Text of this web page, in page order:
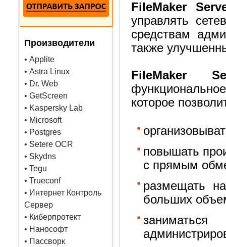
Производители
• Applite
• Astra Linux
• Dr. Web
• GetScreen
• Kaspersky Lab
• Microsoft
• Postgres
• Setere OCR
• Skydns
• Tegu
• Trueconf
• Интернет Контроль
Сервер
• Киберпротект
• Нанософт
• Пассворк
FileMaker
управлять
средствам
также
FileMaker
которое
повышать
с прямым
размещать
больших